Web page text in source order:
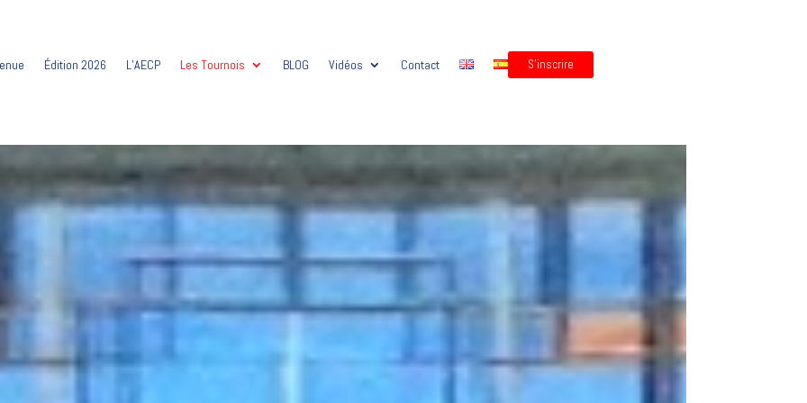
Édition 2026 L’AECP Les Tournois BLOG Vidéos Contact S'inscrire